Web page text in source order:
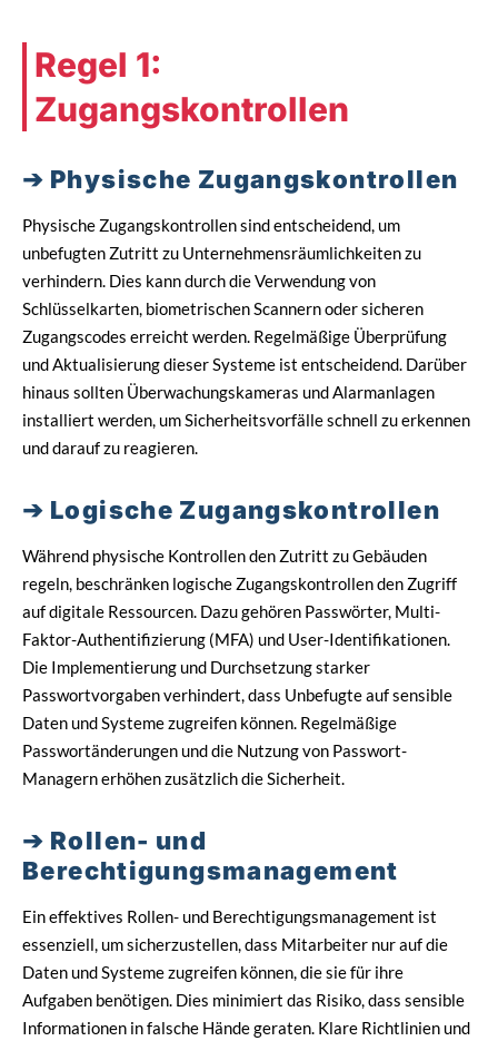
Regel 1:
Zugangskontrollen
Physische Zugangskontrollen
Physische Zugangskontrollen sind entscheidend, um
unbefugten Zutritt zu Unternehmensräumlichkeiten zu
verhindern. Dies kann durch die Verwendung von
Schlüsselkarten, biometrischen Scannern oder sicheren
Zugangscodes erreicht werden. Regelmäßige Überprüfung
und Aktualisierung dieser Systeme ist entscheidend. Darüber
hinaus sollten Überwachungskameras und Alarmanlagen
installiert werden, um Sicherheitsvorfälle schnell zu erkennen
und darauf zu reagieren.
Logische Zugangskontrollen
Während physische Kontrollen den Zutritt zu Gebäuden
regeln, beschränken logische Zugangskontrollen den Zugriff
auf digitale Ressourcen. Dazu gehören Passwörter, Multi-
Faktor-Authentifizierung (MFA) und User-Identifikationen.
Die Implementierung und Durchsetzung starker
Passwortvorgaben verhindert, dass Unbefugte auf sensible
Daten und Systeme zugreifen können. Regelmäßige
Passwortänderungen und die Nutzung von Passwort-
Managern erhöhen zusätzlich die Sicherheit.
Rollen- und
Berechtigungsmanagement
Ein effektives Rollen- und Berechtigungsmanagement ist
essenziell, um sicherzustellen, dass Mitarbeiter nur auf die
Daten und Systeme zugreifen können, die sie für ihre
Aufgaben benötigen. Dies minimiert das Risiko, dass sensible
Informationen in falsche Hände geraten. Klare Richtlinien und